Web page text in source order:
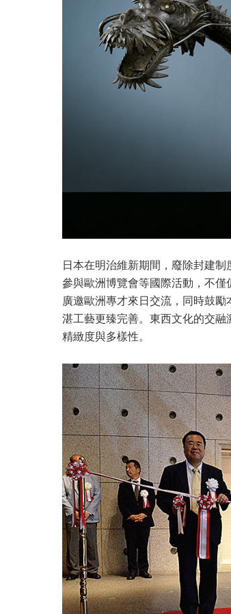
日本在明治維新期間，廢除封建
參與歐洲博覽會等國際活動，不
廣邀歐洲專才來日交流，同時鼓
湛工藝更臻完善。東西文化的交
精緻度與多樣性。